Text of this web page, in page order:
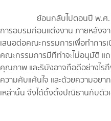
ย้อนกลับไปตอนปี พ.ศ.
การอบรมก่อนแต่งงาน ภายหลังจ
เสนอต่อคณะกรรมการเพื่อทำการ
คณะกรรมการมีทีท่าจะไม่อนุมัติ แ
คุณภาพ และริบังอาจถือดีอย่างไร
ความคับแค้นใจ และด้วยความอย
เหล่านั้น จึงได้ตั้งตั้งปณิธานกับตัวเ